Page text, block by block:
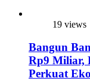
19 views
Bangun
Rp9 Miliar,
Perkuat